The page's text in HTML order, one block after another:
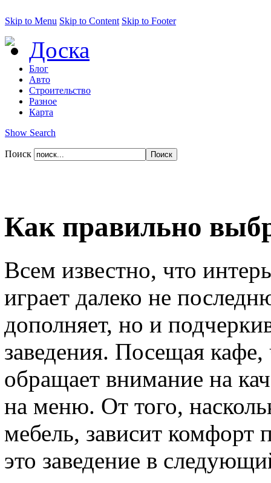
Skip to Menu Skip to Content Skip to Footer
Доска
Блог
Авто
Строительство
Разное
Карта
Show Search
Поиск
Как правильно
Всем известно, что
играет далеко не
дополняет, но и
заведения. Посещая
обращает внимание на
на меню. От того,
мебель, зависит комфорт
это заведение в